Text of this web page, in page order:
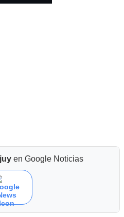
en Google Noticias